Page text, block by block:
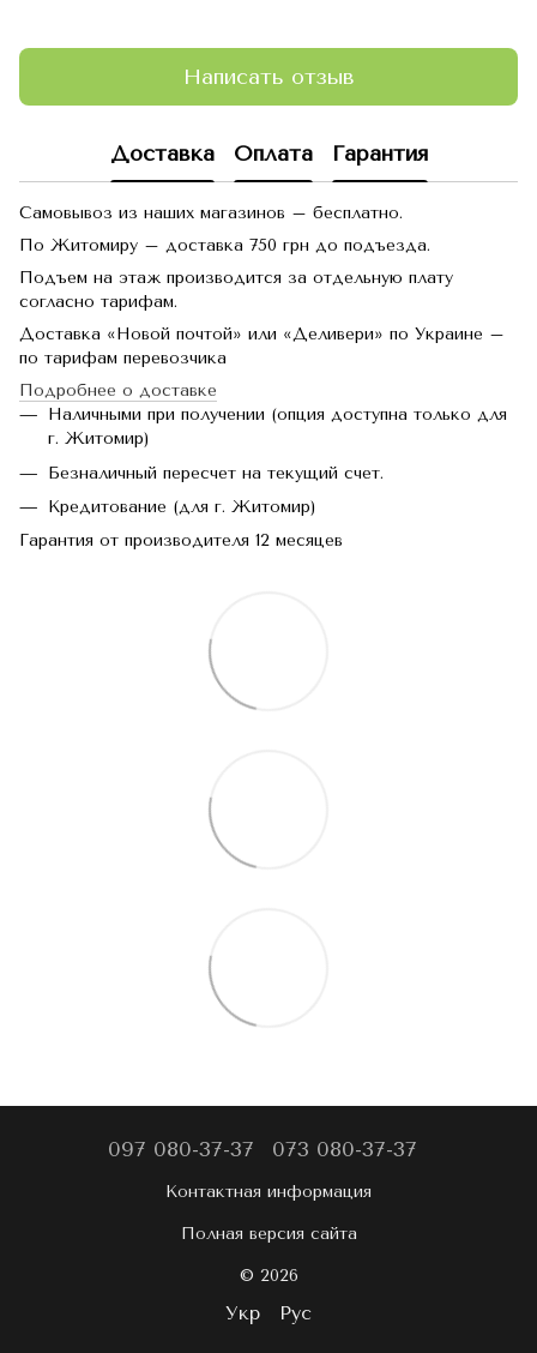
Написать отзыв
Доставка Оплата Гарантия
Самовывоз из наших магазинов – бесплатно.
По Житомиру – доставка 750 грн до подъезда.
Подъем на этаж производится за отдельную плату
согласно тарифам.
Доставка «Новой почтой» или «Деливери» по Украине –
по тарифам перевозчика
Подробнее о доставке
Наличными при получении (опция доступна только для
г. Житомир)
Безналичный пересчет на текущий счет.
Кредитование (для г. Житомир)
Гарантия от производителя 12 месяцев
097 080-37-37 073 080-37-37
Контактная информация
Полная версия сайта
© 2026
Укр Рус